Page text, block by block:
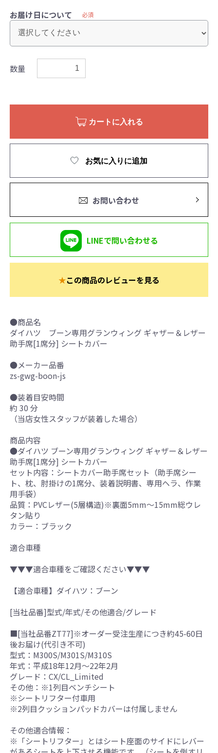
お届け日について 必須
数量
カートに入れる
お気に入りに追加
お問い合わせ
LINEで問い合わせる
★この商品のレビューを見る
●商品名
ダイハツ ブーン専用グランウィング ギャザー＆レザー
助手席[1席分] シートカバー
●メーカー品番
zs-gwg-boon-js
●装着目安時間
約 30 分
（当店女性スタッフが装着した場合）
商品内容
●ダイハツ ブーン専用グランウィング ギャザー＆レザー
助手席[1席分] シートカバー
セット内容：シートカバー助手席セット（助手席シー
ト、枕、肘掛けの1席分、装着説明書、専用ヘラ、作業
用手袋）
品質：PVCレザー(5層構造)※裏面5mm～15mm総ウレ
タン貼り
カラー：ブラック
適合車種
▼▼▼適合車種をご確認ください▼▼▼
【適合車種】ダイハツ：ブーン
[当社品番]型式/年式/その他適合/グレード
■[当社品番ZT77]※オーダー受注生産につき約45-60日
後お届け(代引き不可)
型式：M300S/M301S/M310S
年式：平成18年12月～22年2月
グレード：CX/CL_Limited
その他：※1列目ベンチシート
※シートリフター付車用
※2列目クッションパッドカバーは付属しません
その他適合情報：
※「シートリフター」とはシート座面のサイドにレバー